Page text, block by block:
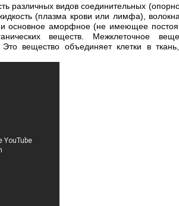
различных видов соединительных
(плазма крови или лимфа),
и основное аморфное (не имеющее
веществ. Межклеточное
Это вещество объединяет клетки в